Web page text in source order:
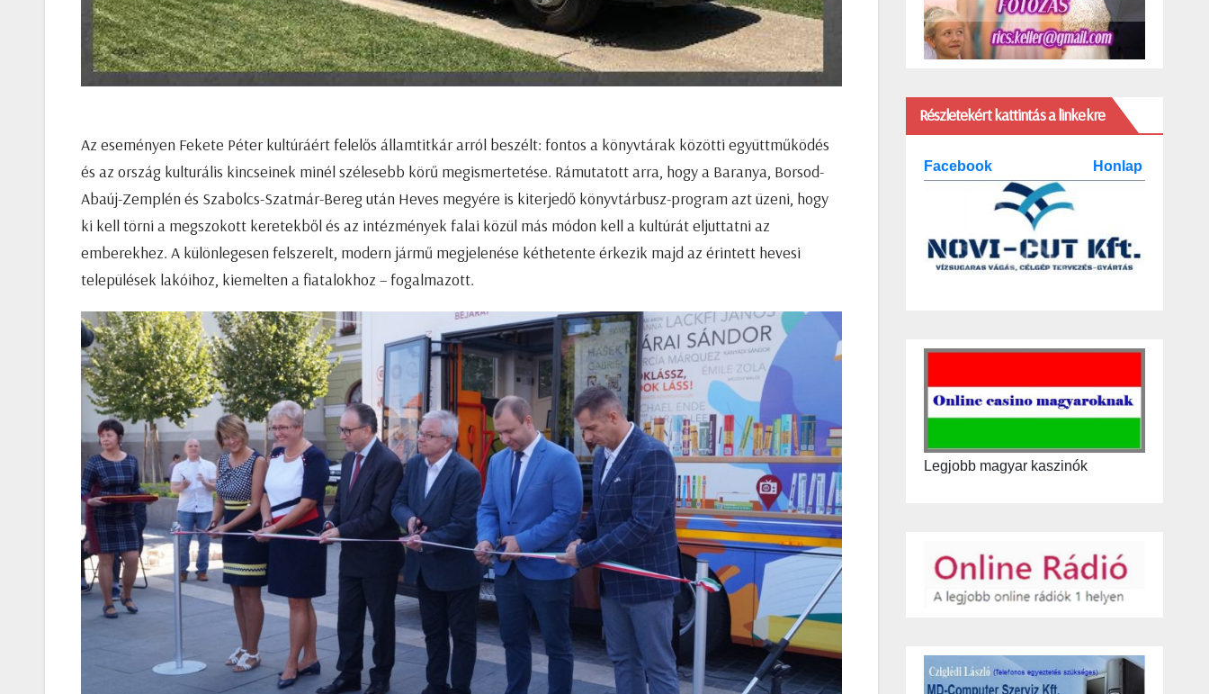
Az eseményen Fekete Péter kultúráért felelős államtitkár arról beszélt: fontos a könyvtárak közötti együttműködés
és az ország kulturális kincseinek minél szélesebb körű megismertetése. Rámutatott arra, hogy a Baranya, Borsod-
Abaúj-Zemplén és Szabolcs-Szatmár-Bereg után Heves megyére is kiterjedő könyvtárbusz-program azt üzeni, hogy
ki kell törni a megszokott keretekből és az intézmények falai közül más módon kell a kultúrát eljuttatni az
emberekhez. A különlegesen felszerelt, modern jármű megjelenése kéthetente érkezik majd az érintett hevesi
települések lakóihoz, kiemelten a fiatalokhoz – fogalmazott.
Részletekért kattintás a linkekre
Facebook Honlap
Legjobb magyar kaszinók